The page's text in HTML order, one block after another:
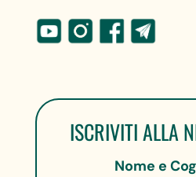
ISCRIVITI ALLA
Nome e